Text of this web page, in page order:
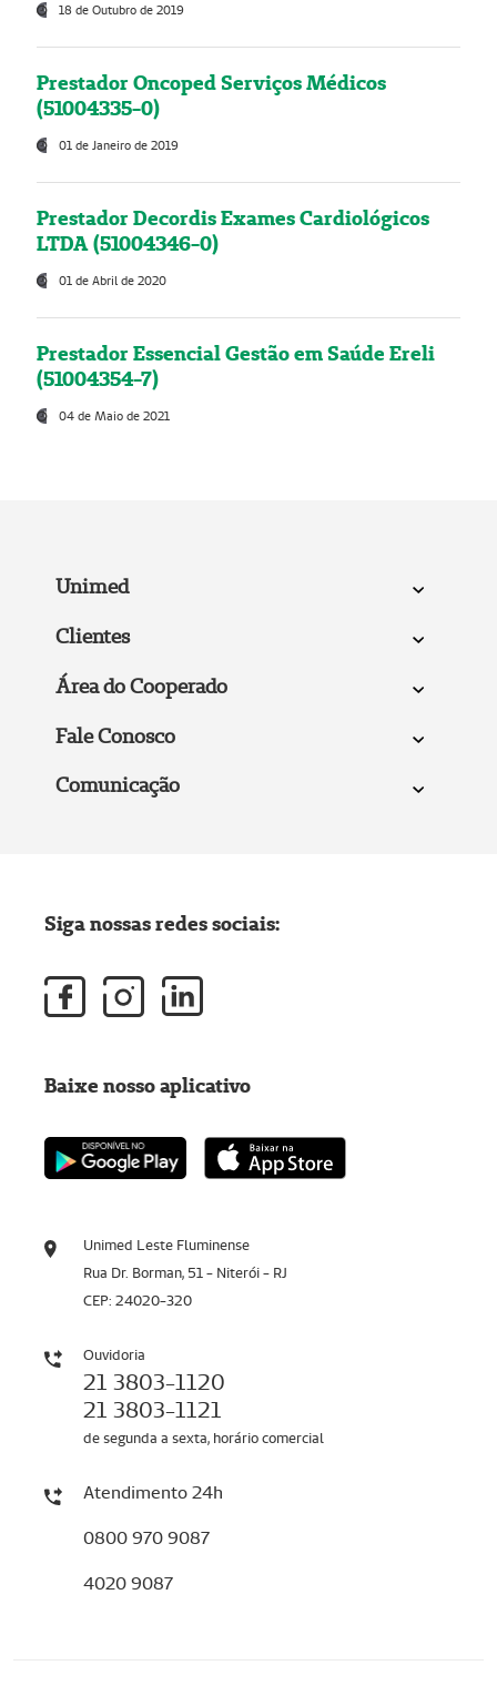
18 de Outubro de 2019
Prestador Oncoped Serviços Médicos
(51004335-0)
01 de Janeiro de 2019
Prestador Decordis Exames Cardiológicos
LTDA (51004346-0)
01 de Abril de 2020
Prestador Essencial Gestão em Saúde Ereli
(51004354-7)
04 de Maio de 2021
Unimed
Clientes
Área do Cooperado
Fale Conosco
Comunicação
Unimed Leste Fluminense
Rua Dr. Borman, 51 - Niterói - RJ
CEP: 24020-320
Ouvidoria
21 3803-1120
21 3803-1121
de segunda a sexta, horário comercial
Atendimento 24h
0800 970 9087
4020 9087
Siga nossas redes sociais:
Baixe nosso aplicativo